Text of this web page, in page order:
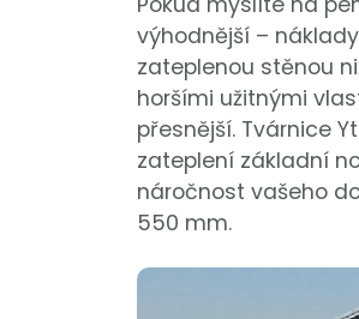
výhodnější –
zateplenou stěnou
horšími užitnými
přesnější. Tvárnice
zateplení základní
náročnost vašeho
550 mm.